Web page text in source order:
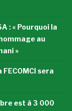
: « Pourquoi la
au
»
sera
est à 3 000